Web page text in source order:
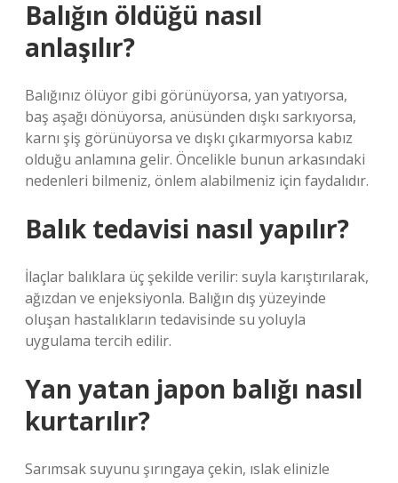
Balığın öldüğü nasıl
anlaşılır?
Balığınız ölüyor gibi görünüyorsa, yan yatıyorsa,
baş aşağı dönüyorsa, anüsünden dışkı sarkıyorsa,
karnı şiş görünüyorsa ve dışkı çıkarmıyorsa kabız
olduğu anlamına gelir. Öncelikle bunun arkasındaki
nedenleri bilmeniz, önlem alabilmeniz için faydalıdır.
Balık tedavisi nasıl yapılır?
İlaçlar balıklara üç şekilde verilir: suyla karıştırılarak,
ağızdan ve enjeksiyonla. Balığın dış yüzeyinde
oluşan hastalıkların tedavisinde su yoluyla
uygulama tercih edilir.
Yan yatan japon balığı nasıl
kurtarılır?
Sarımsak suyunu şırıngaya çekin, ıslak elinizle